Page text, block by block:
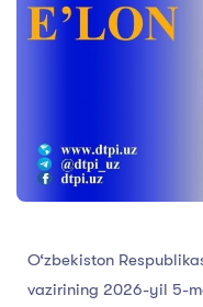
O‘zbekiston
vazirining 2026-yil 5-